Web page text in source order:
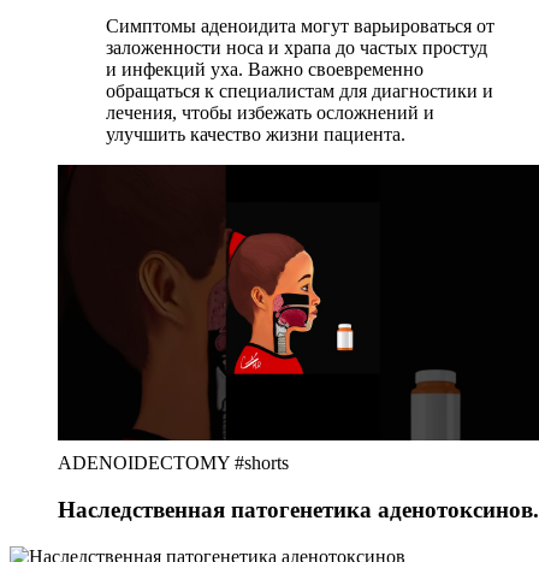
Симптомы аденоидита могут варьироваться от
заложенности носа и храпа до частых простуд
и инфекций уха. Важно своевременно
обращаться к специалистам для диагностики и
лечения, чтобы избежать осложнений и
улучшить качество жизни пациента.
ADENOIDECTOMY #shorts
Наследственная патогенетика аденотоксинов.